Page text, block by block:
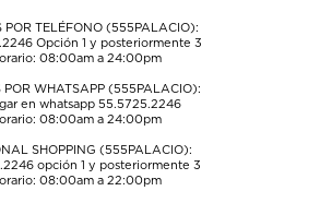
POR TELÉFONO (555PALACIO):
Opción 1 y posteriormente 3
08:00am a 24:00pm
POR WHATSAPP (555PALACIO):
en whatsapp 55.5725.2246
08:00am a 24:00pm
SHOPPING (555PALACIO):
opción 1 y posteriormente 3
08:00am a 22:00pm